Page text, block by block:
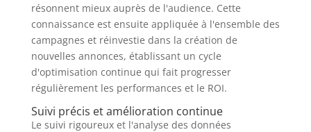
résonnent mieux auprès de l'audience. Cette
connaissance est ensuite appliquée à l'ensemble des
campagnes et réinvestie dans la création de
nouvelles annonces, établissant un cycle
d'optimisation continue qui fait progresser
régulièrement les performances et le ROI.
Suivi précis et amélioration continue
Le suivi rigoureux et l'analyse des données